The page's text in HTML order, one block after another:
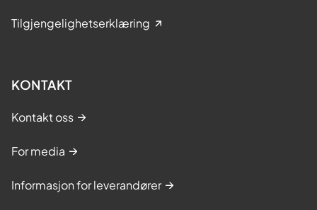
Tilgjengelighetserklæring
KONTAKT
Kontakt oss
For media
Informasjon for leverandører